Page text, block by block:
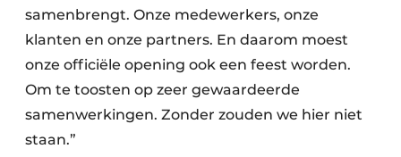
samenbrengt. Onze medewerkers, onze
klanten en onze partners. En daarom moest
onze officiële opening ook een feest worden.
Om te toosten op zeer gewaardeerde
samenwerkingen. Zonder zouden we hier niet
staan.”